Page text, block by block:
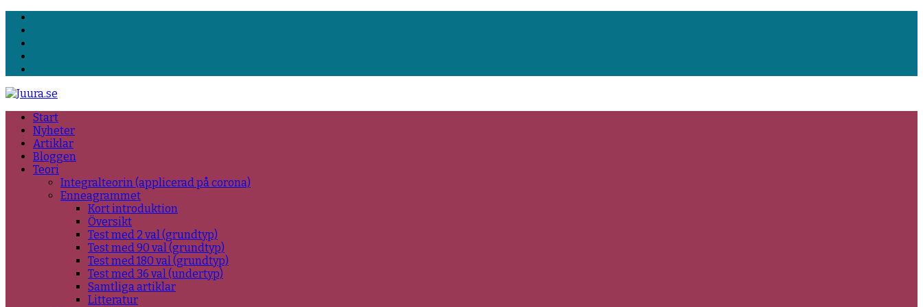
Start
Nyheter
Artiklar
Bloggen
Teori
Integralteorin (applicerad på corona)
Enneagrammet
Kort introduktion
Översikt
Test med 2 val (grundtyp)
Test med 90 val (grundtyp)
Test med 180 val (grundtyp)
Test med 36 val (undertyp)
Samtliga artiklar
Litteratur